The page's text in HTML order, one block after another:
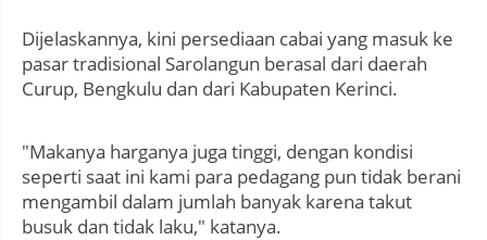
Dijelaskannya, kini persediaan cabai yang masuk ke
pasar tradisional Sarolangun berasal dari daerah
Curup, Bengkulu dan dari Kabupaten Kerinci.
"Makanya harganya juga tinggi, dengan kondisi
seperti saat ini kami para pedagang pun tidak berani
mengambil dalam jumlah banyak karena takut
busuk dan tidak laku," katanya.